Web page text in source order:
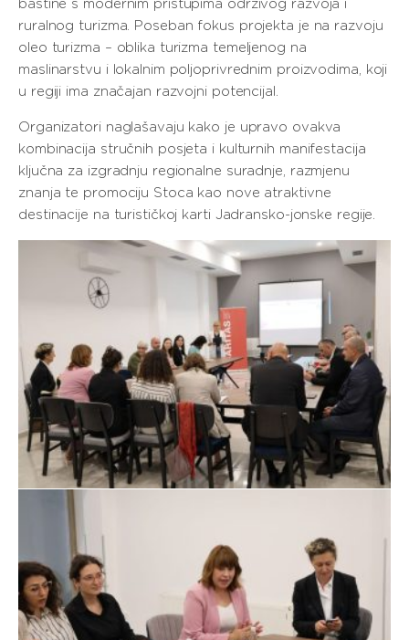
baštine s modernim pristupima održivog razvoja i
ruralnog turizma. Poseban fokus projekta je na razvoju
oleo turizma – oblika turizma temeljenog na
maslinarstvu i lokalnim poljoprivrednim proizvodima, koji
u regiji ima značajan razvojni potencijal.
Organizatori naglašavaju kako je upravo ovakva
kombinacija stručnih posjeta i kulturnih manifestacija
ključna za izgradnju regionalne suradnje, razmjenu
znanja te promociju Stoca kao nove atraktivne
destinacije na turističkoj karti Jadransko-jonske regije.